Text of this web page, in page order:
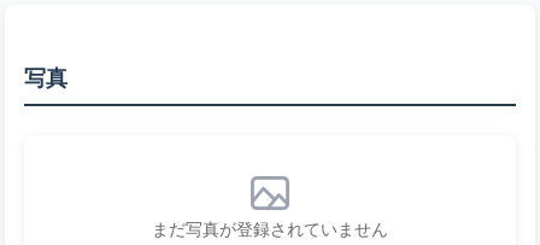
写真
まだ写真が登録されていません